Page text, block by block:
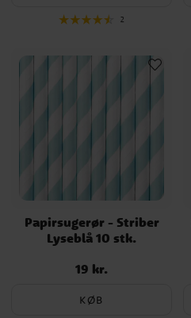
2
Papirsugerør - Striber
Lyseblå 10 stk.
Pris: 19 kr.
19 kr.
KØB